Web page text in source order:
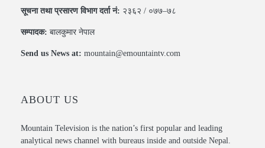
सूचना तथा प्रसारण विभाग दर्ता नं: २३६२ / ०७७–७८
सम्पादक: बालकुमार नेपाल
Send us News at: mountain@emountaintv.com
ABOUT US
Mountain Television is the nation’s first popular and leading
analytical news channel with bureaus inside and outside Nepal.